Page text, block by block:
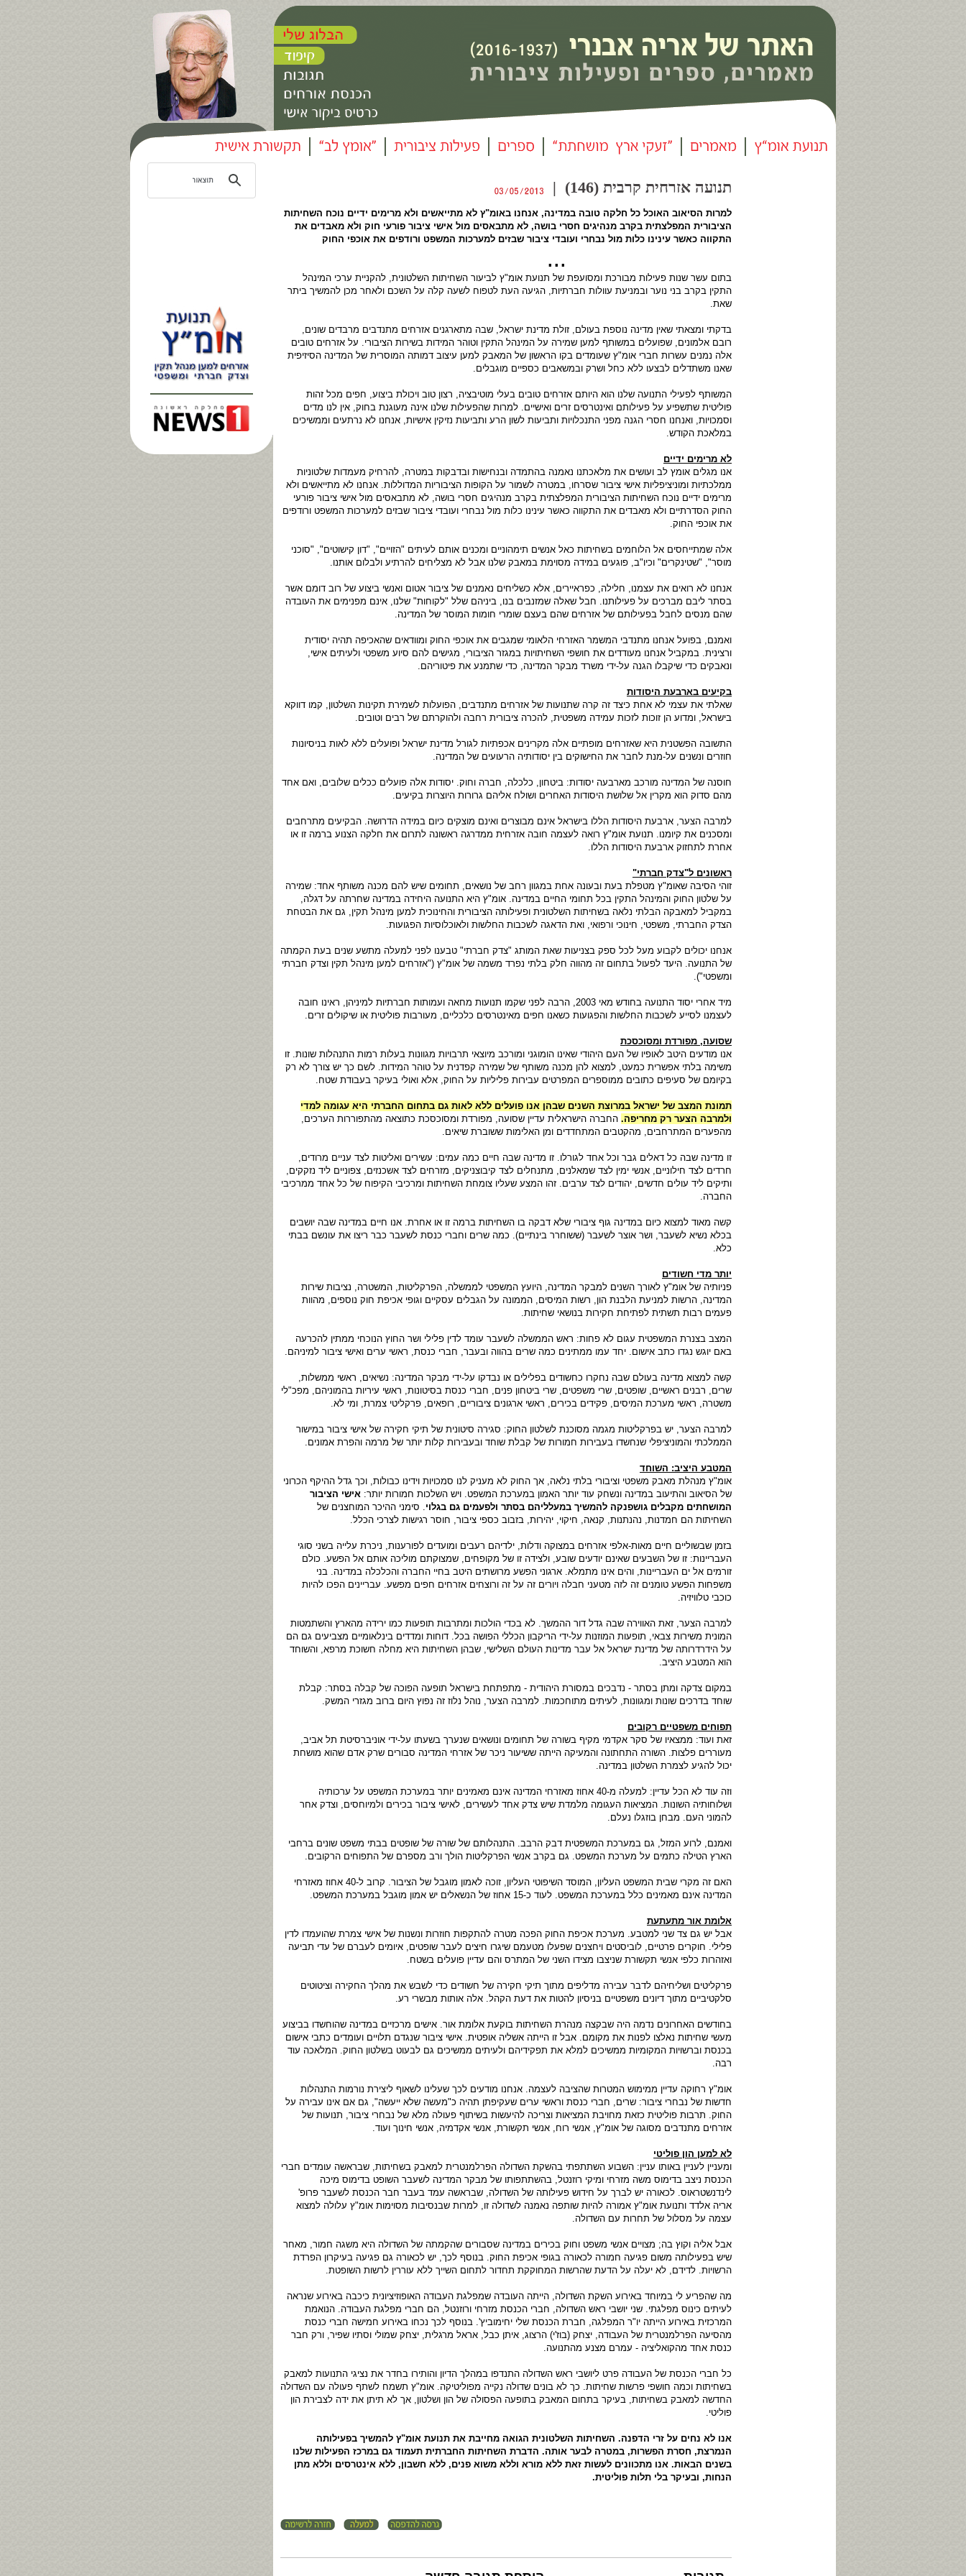
תנועה אזרחית קרבית (146) |
למרות הסיאוב האוכל כל חלקה טובה במדינה, אנחנו באומ"ץ לא מתייאשים ולא מרימים ידיים נוכח השחיתות
הציבורית המפלצתית בקרב מנהיגים חסרי בושה, לא מתבאסים מול אישי ציבור פורעי חוק ולא מאבדים את
התקווה כאשר עינינו כלות מול נבחרי ועובדי ציבור שבזים למערכות המשפט ורודפים את אוכפי החוק
▪ ▪ ▪
בתום עשר שנות פעילות מבורכת ומסועפת של תנועת אומ"ץ לביעור השחיתות השלטונית, להקניית ערכי המינהל
התקין בקרב בני נוער ובמניעת עוולות חברתיות, הגיעה העת לטפוח לשעה קלה על השכם ולאחר מכן להמשיך ביתר
שאת.
בדקתי ומצאתי שאין מדינה נוספת בעולם, זולת מדינת ישראל, שבה מתארגנים אזרחים מתנדבים מרבדים שונים,
רובם אלמונים, שפועלים במשותף למען שמירה על המינהל התקין וטוהר המידות בשירות הציבורי. על אזרחים טובים
אלה נמנים עשרות חברי אומ"ץ שעומדים בקו הראשון של המאבק למען עיצוב דמותה המוסרית של המדינה הסיזיפית
שאנו משתדלים לבצעו ללא כחל ושרק ובמשאבים כספיים מוגבלים.
המשותף לפעילי התנועה שלנו הוא היותם אזרחים טובים בעלי מוטיבציה, רצון טוב ויכולת ביצוע, חפים מכל זהות
פוליטית שתשפיע על פעילותם ואינטרסים זרים ואישיים. למרות שהפעילות שלנו אינה מעוגנת בחוק, אין לנו מדים
וסמכויות, ואנחנו חסרי הגנה מפני התנכלויות ותביעות לשון הרע ותביעות נזיקין אישיות, אנחנו לא נרתעים וממשיכים
במלאכת הקודש.
לא מרימים ידיים
אנו מגלים אומץ לב ועושים את מלאכתנו נאמנה בהתמדה ובנחישות ובדבקות במטרה, להרחיק מעמדות שלטוניות
ממלכתיות ומוניציפליות אישי ציבור שסרחו, במטרה לשמור על הקופות הציבוריות המדוללות. אנחנו לא מתייאשים ולא
מרימים ידיים נוכח השחיתות הציבורית המפלצתית בקרב מנהיגים חסרי בושה, לא מתבאסים מול אישי ציבור פורעי
החוק הסדרתיים ולא מאבדים את התקווה כאשר עינינו כלות מול נבחרי ועובדי ציבור שבזים למערכות המשפט ורודפים
את אוכפי החוק.
אלה שמתייחסים אל הלוחמים בשחיתות כאל אנשים תימהוניים ומכנים אותם לעיתים "הזויים", "דון קישוטים", "סוכני
מוסר", "שטינקרים" וכיו"ב, פוגעים במידה מסוימת במאבק שלנו אבל לא מצליחים להרתיע ולבלום אותנו.
אנחנו לא רואים את עצמנו, חלילה, כפראיירים, אלא כשליחים נאמנים של ציבור אטום ואנשי ביצוע של רוב דומם אשר
בסתר ליבם מברכים על פעילותנו. חבל שאלה שמזנבים בנו, ביניהם שלל "לקוחות" שלנו, אינם מפנימים את העובדה
שהם מנסים לחבל בפעילותם של אזרחים שהם בעצם שומרי חומות המוסר של המדינה.
ואמנם, בפועל אנחנו מתנדבי המשמר האזרחי הלאומי שמגבים את אוכפי החוק ומוודאים שהאכיפה תהיה יסודית
ורצינית. במקביל אנחנו מעודדים את חושפי השחיתויות במגזר הציבורי, מגישים להם סיוע משפטי ולעיתים אישי,
ונאבקים כדי שיקבלו הגנה על-ידי משרד מבקר המדינה, כדי שתמנע את פיטוריהם.
בקיעים בארבעת היסודות
שאלתי את עצמי לא אחת כיצד זה קרה שתנועות של אזרחים מתנדבים, הפועלות לשמירת תקינות השלטון, קמו דווקא
בישראל, ומדוע הן זוכות לזכות עמידה משפטית, להכרה ציבורית רחבה ולהוקרתם של רבים וטובים.
התשובה הפשטנית היא שאזרחים מופתיים אלה מקרינים אכפתיות לגורל מדינת ישראל ופועלים ללא לאות בניסיונות
חוזרים ונשנים על-מנת לחבר את החישוקים בין יסודותיה הרעועים של המדינה.
חוסנה של המדינה מורכב מארבעה יסודות: ביטחון, כלכלה, חברה וחוק. יסודות אלה פועלים ככלים שלובים, ואם אחד
מהם סדוק הוא מקרין אל שלושת היסודות האחרים ושולח אליהם גרורות היוצרות בקיעים.
למרבה הצער, ארבעת היסודות הללו בישראל אינם מבוצרים ואינם מוצקים כיום במידה הדרושה. הבקיעים מתרחבים
ומסכנים את קיומנו. תנועת אומ"ץ רואה לעצמה חובה אזרחית ממדרגה ראשונה לתרום את חלקה הצנוע ברמה זו או
אחרת לתחזוק ארבעת היסודות הללו.
ראשונים ל"צדק חברתי"
זוהי הסיבה שאומ"ץ מטפלת בעת ובעונה אחת במגוון רחב של נושאים, תחומים שיש להם מכנה משותף אחד: שמירה
על שלטון החוק והמינהל התקין בכל תחומי החיים במדינה. אומ"ץ היא התנועה היחידה במדינה שחרתה על דגלה,
במקביל למאבקה הבלתי נלאה בשחיתות השלטונית ופעילותה הציבורית והחינוכית למען מינהל תקין, גם את הבטחת
הצדק החברתי, משפטי, חינוכי ורפואי, ואת הדאגה לשכבות החלשות ולאוכלוסיות הפגועות.
אנחנו יכולים לקבוע מעל לכל ספק בצניעות שאת המותג "צדק חברתי" טבענו לפני למעלה מתשע שנים בעת הקמתה
של התנועה. היעד לפעול בתחום זה מהווה חלק בלתי נפרד משמה של אומ"ץ ("אזרחים למען מינהל תקין וצדק חברתי
ומשפטי").
מיד אחרי יסוד התנועה בחודש מאי 2003, הרבה לפני שקמו תנועות מחאה ועמותות חברתיות למיניהן, ראינו חובה
לעצמנו לסייע לשכבות החלשות והפגועות כשאנו חפים מאינטרסים כלכליים, מעורבות פוליטית או שיקולים זרים.
שסועה, מפורדת ומסוכסכת
אנו מודעים היטב לאופיו של העם היהודי שאינו הומוגני ומורכב מיוצאי תרבויות מגוונות בעלות רמות התנהלות שונות. זו
משימה בלתי אפשרית כמעט, למצוא להן מכנה משותף של שמירה קפדנית על טוהר המידות. לשם כך יש צורך לא רק
בקיומם של סעיפים כתובים ממוספרים המפרטים עבירות פליליות על החוק, אלא ואולי בעיקר בעבודת שטח.
תמונת המצב של ישראל במרוצת השנים שבהן אנו פועלים ללא לאות גם בתחום החברתי היא עגומה למדי
ולמרבה הצער רק מחריפה. החברה הישראלית עדיין שסועה, מפורדת ומסוכסכת כתוצאה מהתפוררות הערכים,
מהפערים המתרחבים, מהקטבים המתחדדים ומן האלימות ששוברת שיאים.
זו מדינה שבה כל דאלים גבר וכל אחד לגורלו. זו מדינה שבה חיים כמה עמים: עשירים ואליטות לצד עניים מרודים,
חרדים לצד חילוניים, אנשי ימין לצד שמאלנים, מתנחלים לצד קיבוצניקים, מזרחים לצד אשכנזים, צפוניים ליד נזקקים,
ותיקים ליד עולים חדשים, יהודים לצד ערבים. זהו המצע שעליו צומחת השחיתות ומרכיבי הקיפוח של כל אחד ממרכיבי
החברה.
קשה מאוד למצוא כיום במדינה גוף ציבורי שלא דבקה בו השחיתות ברמה זו או אחרת. אנו חיים במדינה שבה יושבים
בכלא נשיא לשעבר, ושר אוצר לשעבר (ששוחרר בינתיים). כמה שרים וחברי כנסת לשעבר כבר ריצו את עונשם בבתי
כלא.
יותר מדי חשודים
פניותיה של אומ"ץ לאורך השנים למבקר המדינה, היועץ המשפטי לממשלה, הפרקליטות, המשטרה, נציבות שירות
המדינה, הרשות למניעת הלבנת הון, רשות המיסים, הממונה על הגבלים עסקיים וגופי אכיפת חוק נוספים, מהוות
פעמים רבות תשתית לפתיחת חקירות בנושאי שחיתות.
המצב בצנרת המשפטית עגום לא פחות: ראש הממשלה לשעבר עומד לדין פלילי ושר החוץ הנוכחי ממתין להכרעה
באם יוגש נגדו כתב אישום. יחד עמו ממתינים כמה שרים בהווה ובעבר, חברי כנסת, ראשי ערים ואישי ציבור למיניהם.
קשה למצוא מדינה בעולם שבה נחקרו כחשודים בפלילים או נבדקו על-ידי מבקר המדינה: נשיאים, ראשי ממשלות,
שרים, רבנים ראשיים, שופטים, שרי משפטים, שרי ביטחון פנים, חברי כנסת בסיטונות, ראשי עיריות בהמוניהם, מפכ"לי
משטרה, ראשי מערכת המיסים, פקידים בכירים, ראשי ארגונים ציבוריים, רופאים, פרקליטי צמרת, ומי לא.
למרבה הצער, יש בפרקליטות מגמה מסוכנת לשלטון החוק: סגירה סיטונית של תיקי חקירה של אישי ציבור במישור
הממלכתי והמוניציפלי שנחשדו בעבירות חמורות של קבלת שוחד ובעבירות קלות יותר של מרמה והפרת אמונים.
המטבע היציב: השוחד
אומ"ץ מנהלת מאבק משפטי וציבורי בלתי נלאה, אך החוק לא מעניק לנו סמכויות וידינו כבולות, וכך גדל ההיקף הכרוני
של הסיאוב והתיעוב במדינה ונשחק עוד יותר האמון במערכת המשפט. ויש השלכות חמורות יותר: אישי הציבור
המושחתים מקבלים גושפנקה להמשיך במעלליהם בסתר ולפעמים גם בגלוי . סימני ההיכר המוחצנים של
השחיתות הם חמדנות, נהנתנות, קנאה, חיקוי, יהירות, בזבוב כספי ציבור, חוסר רגישות לצרכי הכלל.
בזמן שבשוליים חיים מאות-אלפי אזרחים במצוקה ודלות, ילדיהם רעבים ומועדים לפורענות, ניכרת עלייה בשני סוגי
העבריינות: זו של השבעים שאינם יודעים שובע, ולצידה זו של מקופחים, שמצוקתם מוליכה אותם אל הפשע. כולם
זורמים אל ים העבריינות, והים אינו מתמלא. ארגוני הפשע מרושתים היטב בחיי החברה והכלכלה במדינה. בני
משפחות הפשע טומנים זה לזה מטעני חבלה ויורים זה על זה ורוצחים אזרחים חפים מפשע. עבריינים הפכו להיות
כוכבי טלוויזיה.
למרבה הצער, זאת האווירה שבה גדל דור ההמשך. לא בכדי הולכות ומתרבות תופעות כמו ירידה מהארץ והשתמטות
המונית משירות צבאי, תופעות המוזנות על-ידי הריקבון הכללי הפושה בכל. דוחות ומדדים בינלאומיים מצביעים גם הם
על הידרדרותה של מדינת ישראל אל עבר מדינות העולם השלישי, שבהן השחיתות היא מחלה חשוכת מרפא, והשוחד
הוא המטבע היציב.
במקום צדקה ומתן בסתר - נדבכים במסורת היהודית - מתפתחת בישראל תופעה הפוכה של קבלה בסתר: קבלת
שוחד בדרכים שונות ומגוונות, לעיתים מתוחכמות. למרבה הצער, נוהל נלוז זה נפוץ היום ברוב מגזרי המשק.
תפוחים משפטיים רקובים
זאת ועוד: ממצאיו של סקר אקדמי מקיף בשורה של תחומים ונושאים שנערך בשעתו על-ידי אוניברסיטת תל אביב,
מעוררים פלצות. השורה התחתונה והמעיקה הייתה ששיעור ניכר של אזרחי המדינה סבורים שרק אדם שהוא מושחת
יכול להגיע לצמרת השלטון במדינה.
וזה עוד לא הכל עדיין: למעלה מ-40 אחוז מאזרחי המדינה אינם מאמינים יותר במערכת המשפט על ערכותיה
ושלוחותיה השונות. המציאות העגומה מלמדת שיש צדק אחד לעשירים, לאישי ציבור בכירים ולמיוחסים, וצדק אחר
להמוני העם. מבחן בוזגלו נעלם.
ואמנם, לרוע המזל, גם במערכת המשפטית דבק הרבב. התנהלותם של שורה של שופטים בבתי משפט שונים ברחבי
הארץ הטילה כתמים על מערכת המשפט. גם בקרב אנשי הפרקליטות הולך ורב מספרם של התפוחים הרקובים.
האם זה מקרי שבית המשפט העליון, המוסד השיפוטי העליון, זוכה לאמון מוגבל של הציבור. קרוב ל-40 אחוז מאזרחי
המדינה אינם מאמינים כלל במערכת המשפט. לעוד כ-15 אחוז של הנשאלים יש אמון מוגבל במערכת המשפט.
אלומת אור מתעתעת
אבל יש גם צד שני למטבע. מערכת אכיפת החוק הפכה מטרה להתקפות חוזרות ונשנות של אישי צמרת שהועמדו לדין
פלילי. חוקרים פרטיים, לוביסטים ויחצנים שפעלו מטעמם שיגרו חיצים לעבר שופטים, איומים לעברם של עדי תביעה
ואזהרות כלפי אנשי תקשורת שניצבו מצידו השני של המתרס והם עדיין פועלים בשטח.
פרקליטים ושליחיהם לדבר עבירה מדליפים מתוך תיקי חקירה של חשודים כדי לשבש את מהלך החקירה וציטוטים
סלקטיביים מתוך דיונים משפטיים בניסיון להטות את דעת הקהל. אלה אותות מבשרי רע.
בחודשים האחרונים נדמה היה שבקצה מנהרת השחיתות בוקעת אלומת אור. אישים מרכזיים במדינה שהוחשדו בביצוע
מעשי שחיתות נאלצו לפנות את מקומם. אבל זו הייתה אשליה אופטית. אישי ציבור שנגדם תלויים ועומדים כתבי אישום
בכנסת וברשויות המקומיות ממשיכים למלא את תפקידיהם ולעיתים ממשיכים גם לבעוט בשלטון החוק. המלאכה עוד
רבה.
אומ"ץ רחוקה עדיין ממימוש המטרות שהציבה לעצמה. אנחנו מודעים לכך שעלינו לשאוף ליצירת נורמות התנהלות
חדשות של נבחרי ציבור: שרים, חברי כנסת וראשי ערים שעקיפתן תהיה כ"מעשה שלא ייעשה", גם אם אינו עבירה על
החוק. תרבות פוליטית כזאת מחויבת המציאות וצריכה להיעשות בשיתוף פעולה מלא של נבחרי ציבור, תנועות של
אזרחים מתנדבים מסוגה של אומ"ץ, אנשי רוח, אנשי תקשורת, אנשי אקדמיה, אנשי חינוך ועוד.
לא למען הון פוליטי
ומעניין לעניין באותו עניין: השבוע השתתפתי בהשקת השדולה הפרלמנטרית למאבק בשחיתות, שבראשה עומדים חברי
הכנסת ניצב בדימוס משה מזרחי ומיקי רוזנטל, בהשתתפותו של מבקר המדינה לשעבר השופט בדימוס מיכה
לינדנשטראוס. לכאורה יש לברך על חידוש פעילותה של השדולה, שבראשה עמד בעבר חבר הכנסת לשעבר פרופ'
אריה אלדד ותנועת אומ"ץ אמורה להיות שותפה נאמנה לשדולה זו, למרות שבנסיבות מסוימות אומ"ץ עלולה למצוא
עצמה על מסלול של תחרות עם השדולה.
אבל אליה וקוץ בה; מצויים אנשי משפט וחוק בכירים במדינה שסבורים שהקמתה של השדולה היא משגה חמור, מאחר
שיש בפעילותה משום פגיעה חמורה לכאורה בגופי אכיפת החוק. בנוסף לכך, יש לכאורה גם פגיעה בעיקרון הפרדת
הרשויות. לדידם, לא יעלה על הדעת שהרשות המחוקקת תחדור לתחום השייך ללא עוררין לרשות השופטת.
מה שהפריע לי במיוחד באירוע השקת השדולה, הייתה העובדה שמפלגת העבודה האופוזיציונית כיכבה באירוע שנראה
לעיתים כינוס מפלגתי. שני יושבי ראש השדולה, חברי הכנסת מזרחי ורוזנטל, הם חברי מפלגת העבודה. הנואמת
המרכזית באירוע הייתה יו"ר המפלגה, חברת הכנסת שלי יחימוביץ'. בנוסף לכך נכחו באירוע חמישה חברי כנסת
מהסיעה הפרלמנטרית של העבודה, יצחק (בוז'י) הרצוג, איתן כבל, אראל מרגלית, יצחק שמולי וסתיו שפיר, ורק חבר
כנסת אחד מהקואליציה - עמרם מצנע מהתנועה.
כל חברי הכנסת של העבודה פרט ליושבי ראש השדולה התנדפו במהלך הדיון והותירו בחדר את נציגי התנועות למאבק
בשחיתות וכמה חושפי פרשות שחיתות. כך לא בונים שדולה נקייה מפוליטיקה. אומ"ץ תשמח לשתף פעולה עם השדולה
החדשה למאבק בשחיתות, בעיקר בתחום המאבק בתופעה הפסולה של הון ושלטון, אך לא תיתן את ידה לצבירת הון
פוליטי.
אנו לא נחים על זרי הדפנה. השחיתות השלטונית הגואה מחייבת את תנועת אומ"ץ להמשיך בפעילותה
הנמרצת, חסרת הפשרות, במטרה לבער אותה. הדברת השחיתות החברתית תעמוד גם במרכז הפעילות שלנו
בשנים הבאות. אנו מתכוונים לעשות זאת ללא מורא וללא משוא פנים, ללא חשבון, ללא אינטרסים וללא מתן
הנחות, ובעיקר בלי תלות פוליטית.